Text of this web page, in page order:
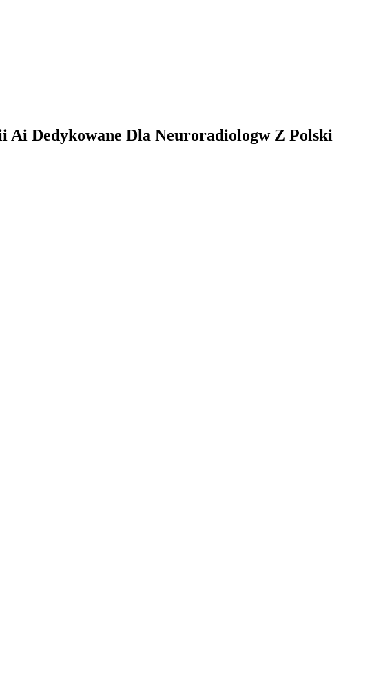
Dedykowane Dla Neuroradiologw Z Polski